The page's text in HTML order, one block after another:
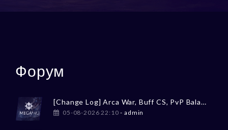
Форум
[Change Log] Arca War, Buff CS, PvP Balancing
05-08-2026 22:10 - admin